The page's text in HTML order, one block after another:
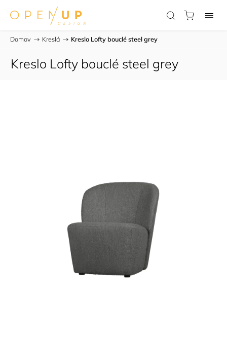
Domov / Kreslá / Kreslo Lofty bouclé steel grey
Kreslo Lofty bouclé steel grey